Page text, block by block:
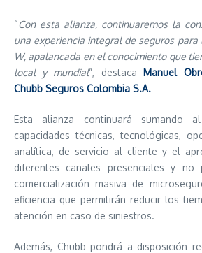
“Con esta alianza, continuaremos la
una experiencia integral de seguros
W, apalancada en el conocimiento que
local y mundial”, destaca Manuel
Chubb Seguros Colombia S.A.
Esta alianza continuará sumando
capacidades técnicas, tecnológicas,
analítica, de servicio al cliente y el
diferentes canales presenciales y no
comercialización masiva de
eficiencia que permitirán reducir los
atención en caso de siniestros.
Además, Chubb pondrá a disposición